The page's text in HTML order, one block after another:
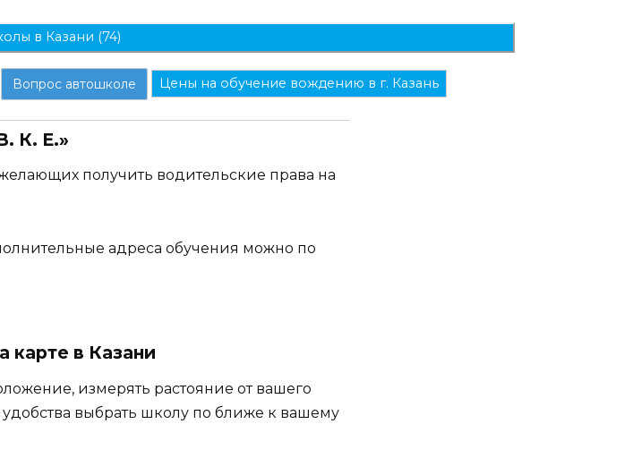
в Казани (74)
Вопрос автошколе Цены на обучение вождению в г. Казань
К. Е.»
получить водительские права на
адреса обучения можно по
карте в Казани
измерять растояние от вашего
выбрать школу по ближе к вашему